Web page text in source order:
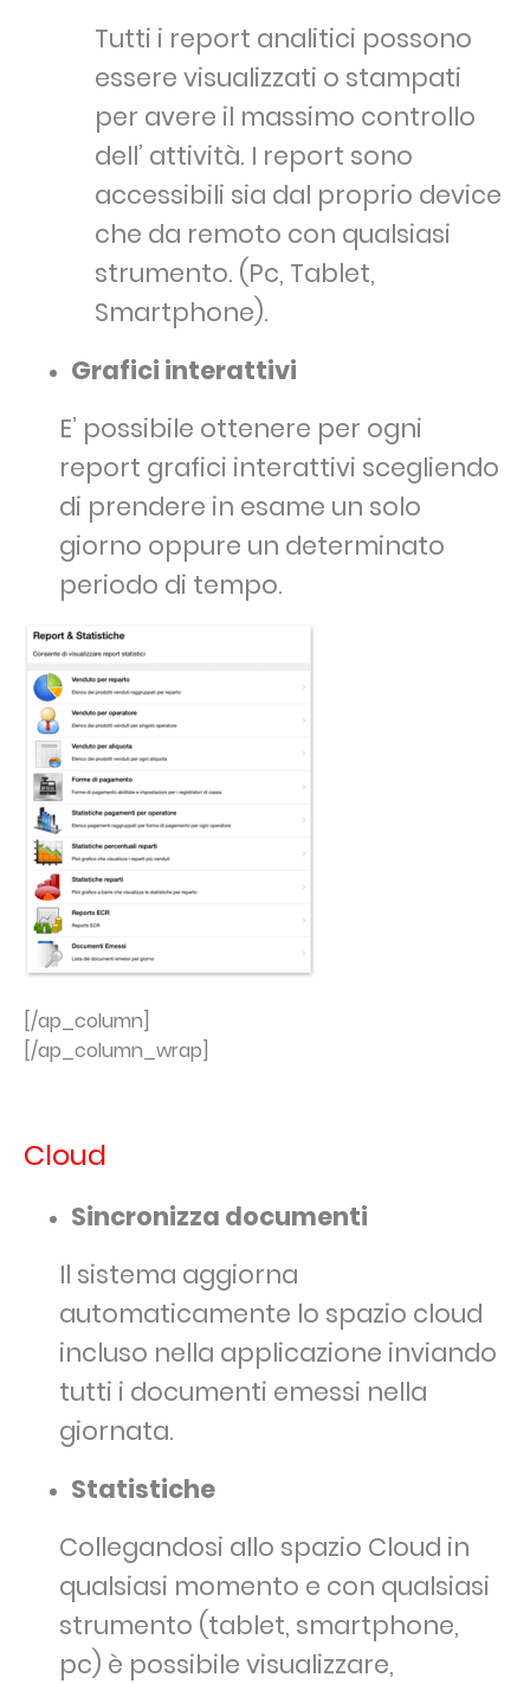
Tutti i report analitici possono
essere visualizzati o stampati
per avere il massimo controllo
dell’ attività. I report sono
accessibili sia dal proprio device
che da remoto con qualsiasi
strumento. (Pc, Tablet,
Smartphone).
Grafici interattivi
E’ possibile ottenere per ogni
report grafici interattivi scegliendo
di prendere in esame un solo
giorno oppure un determinato
periodo di tempo.
[/ap_column]
[/ap_column_wrap]
Cloud
Sincronizza documenti
Il sistema aggiorna
automaticamente lo spazio cloud
incluso nella applicazione inviando
tutti i documenti emessi nella
giornata.
Statistiche
Collegandosi allo spazio Cloud in
qualsiasi momento e con qualsiasi
strumento (tablet, smartphone,
pc) è possibile visualizzare,